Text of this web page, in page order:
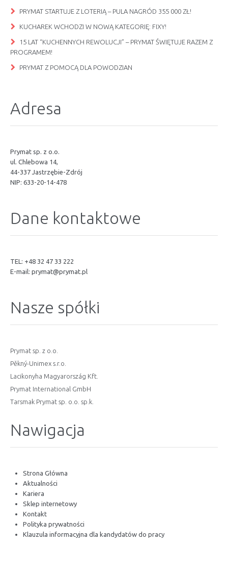
PRYMAT STARTUJE Z LOTERIĄ – PULA NAGRÓD 355 000 ZŁ!
KUCHAREK WCHODZI W NOWĄ KATEGORIĘ: FIXY!
15 LAT “KUCHENNYCH REWOLUCJI” – PRYMAT ŚWIĘTUJE RAZEM Z
PROGRAMEM!
PRYMAT Z POMOCĄ DLA POWODZIAN
Adresa
Prymat sp. z o.o.
ul. Chlebowa 14,
44-337 Jastrzębie-Zdrój
NIP: 633-20-14-478
Dane kontaktowe
TEL: +48 32 47 33 222
E-mail: prymat@prymat.pl
Nasze spółki
Prymat sp. z o.o.
Pěkný-Unimex s.r.o.
Lacikonyha Magyarország Kft.
Prymat International GmbH
Tarsmak Prymat sp. o.o. sp.k.
Nawigacja
Strona Główna
Aktualności
Kariera
Sklep internetowy
Kontakt
Polityka prywatności
Klauzula informacyjna dla kandydatów do pracy